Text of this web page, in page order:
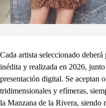
Cada artista seleccionado
inédita y realizada en 2026,
presentación digital. Se aceptan
tridimensionales y efímeras,
la Manzana de la Rivera, siendo